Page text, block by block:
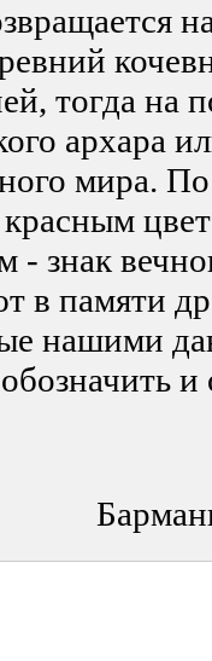
тогда на
архара
мира.
- знак
в памяти
нашими
и